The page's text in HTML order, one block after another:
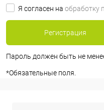
Я согласен на обработку
Пароль должен быть не
*Обязательные поля.